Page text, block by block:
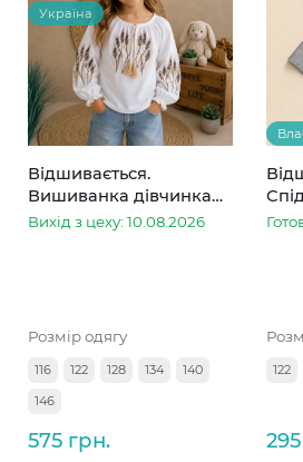
Україна
Відшивається.
Вишиванка дівчинка
колоски
Вихід з цеху: 10.08.2026
Розмір одягу
116 122 128 134
140
146
575 грн.
122